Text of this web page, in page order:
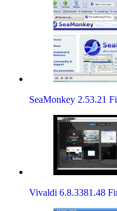
SeaMonkey 2.53.21
Vivaldi 6.8.3381.48